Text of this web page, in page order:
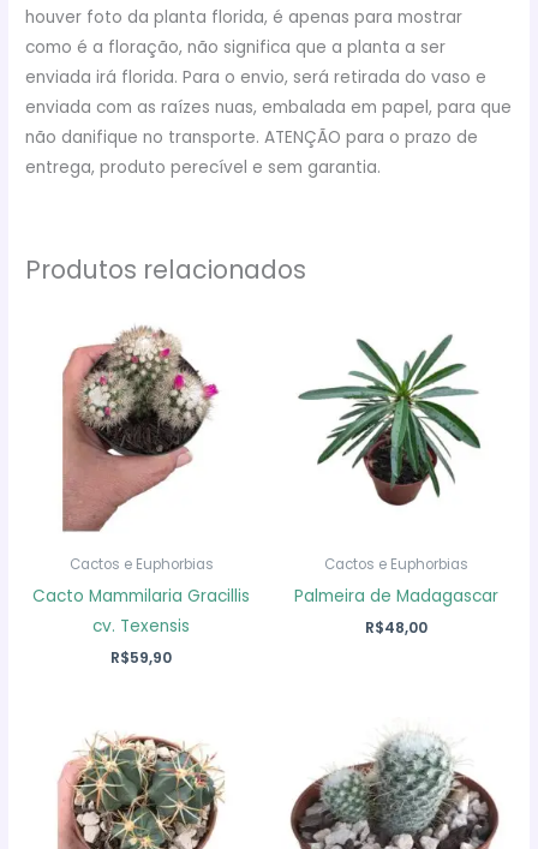
houver foto da planta florida, é apenas para mostrar
como é a floração, não significa que a planta a ser
enviada irá florida. Para o envio, será retirada do vaso e
enviada com as raízes nuas, embalada em papel, para que
não danifique no transporte. ATENÇÃO para o prazo de
entrega, produto perecível e sem garantia.
Produtos relacionados
Cactos e Euphorbias
Cacto Mammilaria Gracillis
cv. Texensis
R$59,90
Cactos e Euphorbias
Palmeira de Madagascar
R$48,00